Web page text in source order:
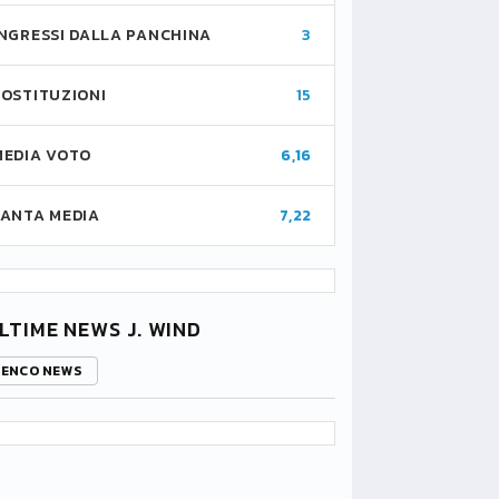
DALLA PANCHINA 3
15
VOTO 6,16
MEDIA 7,22
NEWS J. WIND
NEWS